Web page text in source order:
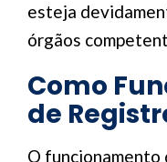
esteja
órgãos
Como
de
O funcionamento